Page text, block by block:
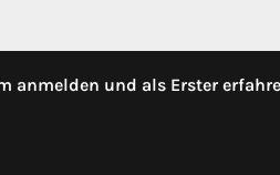
anmelden und als Erster